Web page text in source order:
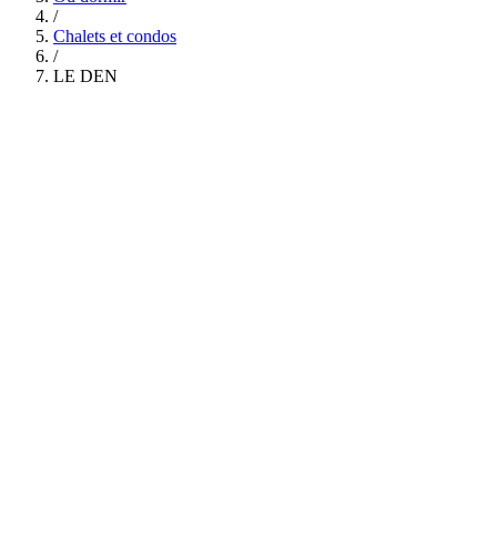
/
Chalets et condos
/
LE DEN